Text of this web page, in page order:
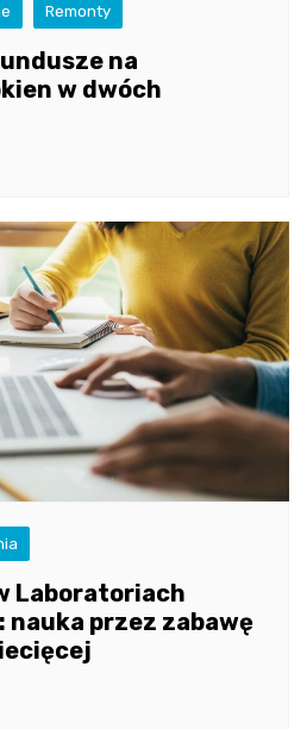
Remonty
na
w dwóch
Laboratoriach
nauka przez zabawę